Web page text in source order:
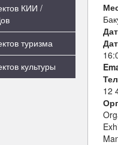
КИИ /
туризма
культуры
12